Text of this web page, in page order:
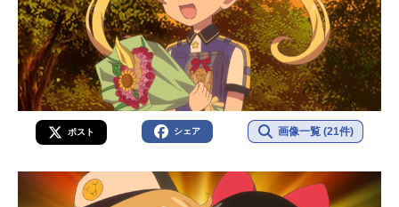
ポスト シェア 画像一覧 (21件)